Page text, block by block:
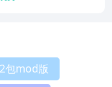
包mod版